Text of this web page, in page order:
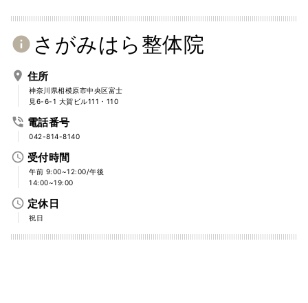
info さがみはら整体院
place 住所
神奈川県相模原市中央区富士
見6-6-1 大賀ビル111・110
phone_in_talk 電話番号
042-814-8140
access_time 受付時間
午前 9:00~12:00/午後
14:00~19:00
access_time 定休日
祝日